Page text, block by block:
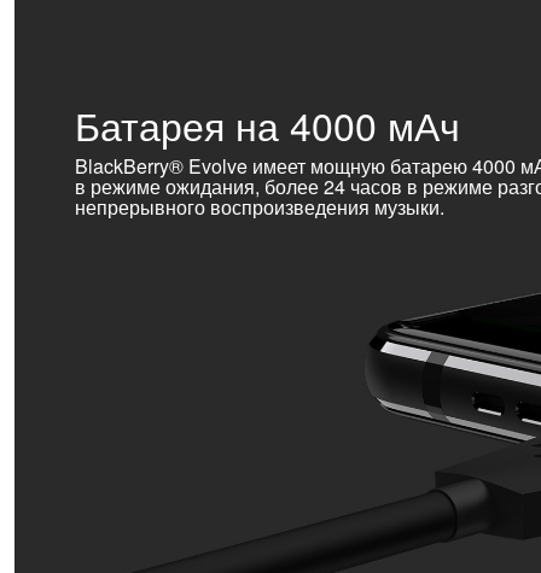
Батарея на 4000 мАч
BlackBerry® Evolve имеет мощную батарею 4000
в режиме ожидания, более 24 часов в режиме
непрерывного воспроизведения музыки.